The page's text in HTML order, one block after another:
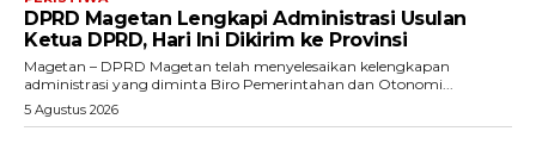
DPRD Magetan Lengkapi Administrasi Usulan
Ketua DPRD, Hari Ini Dikirim ke Provinsi
Magetan – DPRD Magetan telah menyelesaikan kelengkapan
administrasi yang diminta Biro Pemerintahan dan Otonomi...
5 Agustus 2026